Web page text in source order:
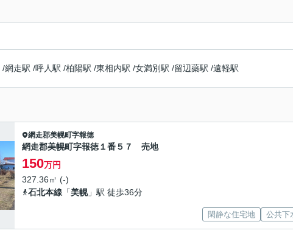
/網走駅 /呼人駅 /柏陽駅 /東相内駅 /女満別駅 /留辺蘂駅 /遠軽駅
網走郡美幌町字報徳
網走郡美幌町字報徳１番５７ 売地
150万円
327.36㎡ (-)
石北本線 「美幌」駅 徒歩36分
閑静な住宅地 公共下